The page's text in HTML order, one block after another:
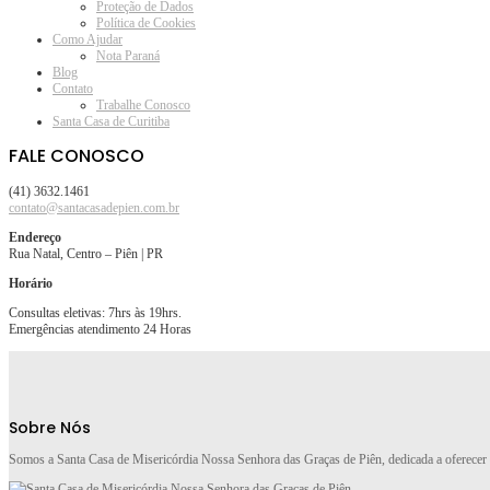
Proteção de Dados
Política de Cookies
Como Ajudar
Nota Paraná
Blog
Contato
Trabalhe Conosco
Santa Casa de Curitiba
FALE CONOSCO
(41) 3632.1461
contato@santacasadepien.com.br
Endereço
Rua Natal, Centro – Piên | PR
Horário
Consultas eletivas: 7hrs às 19hrs.
Emergências atendimento 24 Horas
Sobre Nós
Somos a Santa Casa de Misericórdia Nossa Senhora das Graças de Piên, dedicada a